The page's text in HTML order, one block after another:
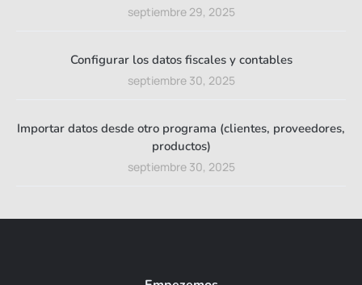
septiembre 29, 2025
Configurar los datos fiscales y contables
septiembre 30, 2025
Importar datos desde otro programa (clientes, proveedores,
productos)
septiembre 30, 2025